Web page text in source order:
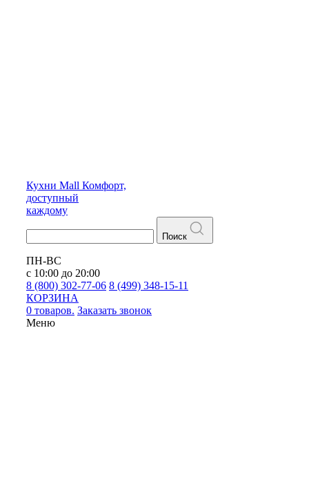
Кухни Mall Комфорт,
доступный
каждому
Поиск
ПН-ВС
с 10:00 до 20:00
8 (800) 302-77-06 8 (499) 348-15-11
КОРЗИНА
0 товаров. Заказать звонок
Меню